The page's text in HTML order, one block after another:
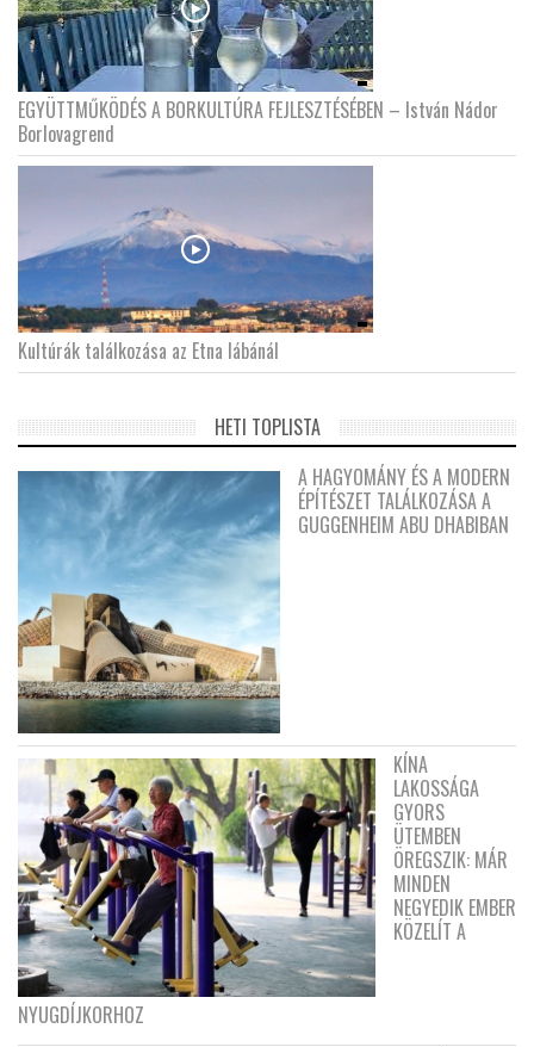
EGYÜTTMŰKÖDÉS A BORKULTÚRA FEJLESZTÉSÉBEN – István Nádor
Borlovagrend
Kultúrák találkozása az Etna lábánál
HETI TOPLISTA
A HAGYOMÁNY ÉS A MODERN
ÉPÍTÉSZET TALÁLKOZÁSA A
GUGGENHEIM ABU DHABIBAN
KÍNA
LAKOSSÁGA
GYORS
ÜTEMBEN
ÖREGSZIK: MÁR
MINDEN
NEGYEDIK EMBER
KÖZELÍT A
NYUGDÍJKORHOZ